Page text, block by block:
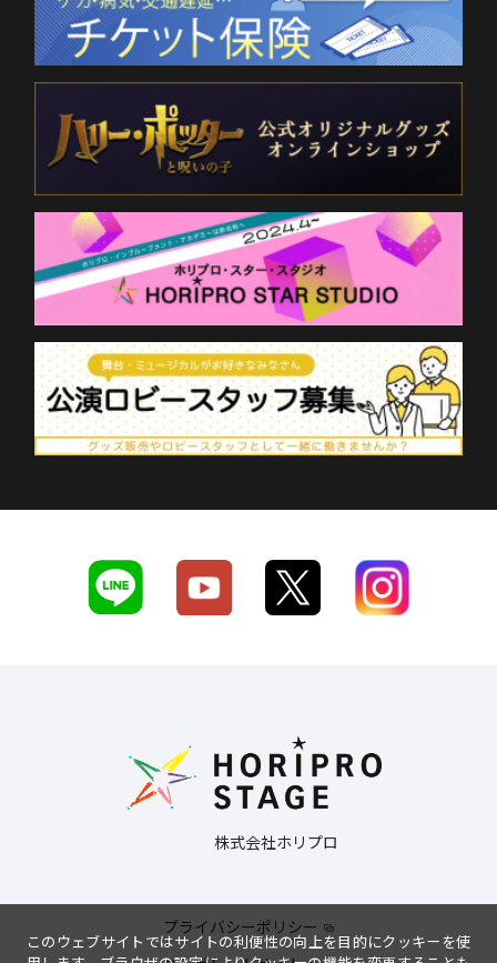
株式会社ホリプロ
プライバシーポリシー
このウェブサイトではサイトの利便性の向上を目的にクッキーを使